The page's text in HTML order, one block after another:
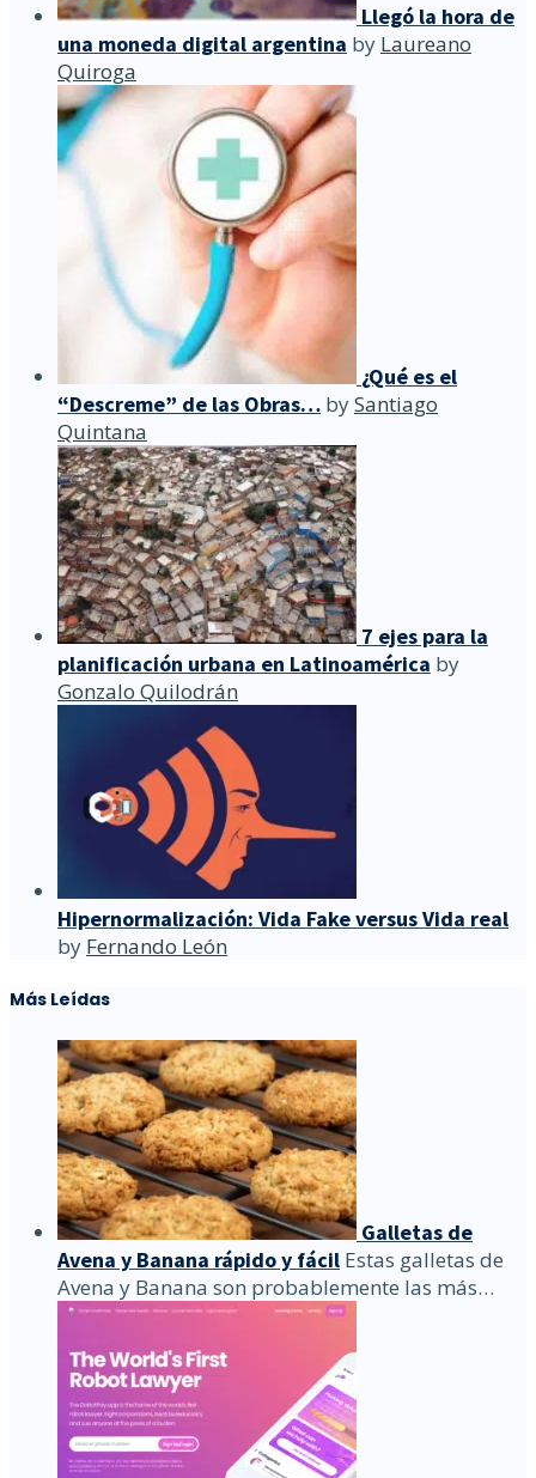
Llegó la hora de
una moneda digital argentina by Laureano
Quiroga
¿Qué es el
“Descreme” de las Obras… bySantiago
Quintana
7 ejes para la
planificación urbana en Latinoamérica by
Gonzalo Quilodrán
Hipernormalización: Vida Fake versus Vida real
by Fernando León
Más Leídas
Galletas de
Avena y Banana rápido y fácil Estas galletas de
Avena y Banana son probablemente las más…